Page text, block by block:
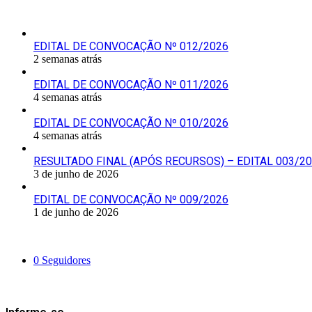
EDITAL DE CONVOCAÇÃO Nº 012/2026
2 semanas atrás
EDITAL DE CONVOCAÇÃO Nº 011/2026
4 semanas atrás
EDITAL DE CONVOCAÇÃO Nº 010/2026
4 semanas atrás
RESULTADO FINAL (APÓS RECURSOS) – EDITAL 003/
3 de junho de 2026
EDITAL DE CONVOCAÇÃO Nº 009/2026
1 de junho de 2026
0 Seguidores